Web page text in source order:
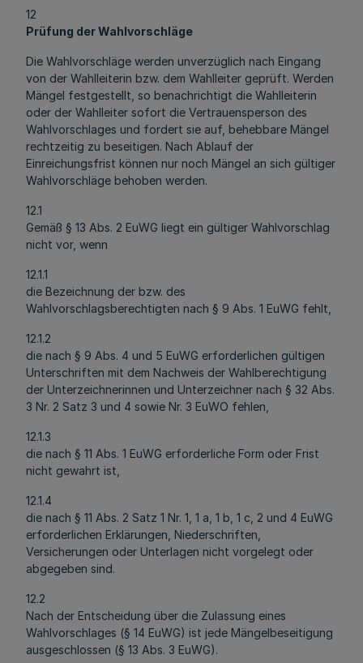
12
Prüfung der Wahlvorschläge
Die Wahlvorschläge werden unverzüglich nach Eingang
von der Wahlleiterin bzw. dem Wahlleiter geprüft. Werden
Mängel festgestellt, so benachrichtigt die Wahlleiterin
oder der Wahlleiter sofort die Vertrauensperson des
Wahlvorschlages und fordert sie auf, behebbare Mängel
rechtzeitig zu beseitigen. Nach Ablauf der
Einreichungsfrist können nur noch Mängel an sich gültiger
Wahlvorschläge behoben werden.
12.1
Gemäß § 13 Abs. 2 EuWG liegt ein gültiger Wahlvorschlag
nicht vor, wenn
12.1.1
die Bezeichnung der bzw. des
Wahlvorschlagsberechtigten nach § 9 Abs. 1 EuWG fehlt,
12.1.2
die nach § 9 Abs. 4 und 5 EuWG erforderlichen gültigen
Unterschriften mit dem Nachweis der Wahlberechtigung
der Unterzeichnerinnen und Unterzeichner nach § 32 Abs.
3 Nr. 2 Satz 3 und 4 sowie Nr. 3 EuWO fehlen,
12.1.3
die nach § 11 Abs. 1 EuWG erforderliche Form oder Frist
nicht gewahrt ist,
12.1.4
die nach § 11 Abs. 2 Satz 1 Nr. 1, 1 a, 1 b, 1 c, 2 und 4 EuWG
erforderlichen Erklärungen, Niederschriften,
Versicherungen oder Unterlagen nicht vorgelegt oder
abgegeben sind.
12.2
Nach der Entscheidung über die Zulassung eines
Wahlvorschlages (§ 14 EuWG) ist jede Mängelbeseitigung
ausgeschlossen (§ 13 Abs. 3 EuWG).